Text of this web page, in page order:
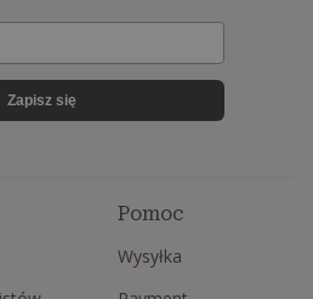
Zapisz się
Pomoc
Wysyłka